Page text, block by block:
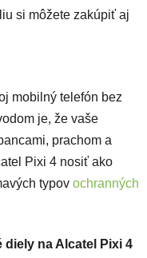
si môžete zakúpiť aj
mobilný telefón bez
je, že vaše
prachom a
Pixi 4 nosiť ako
typov ochranných
na Alcatel Pixi 4